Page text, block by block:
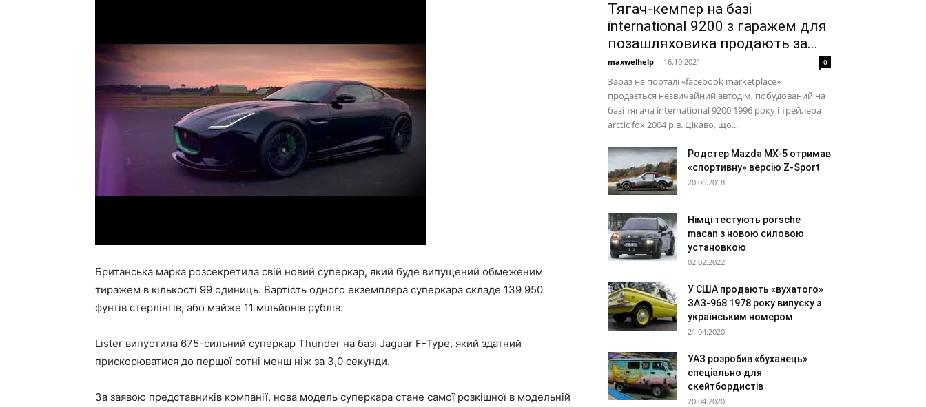
Британська марка розсекретила свій новий суперкар, який буде випущений обмеженим
тиражем в кількості 99 одиниць. Вартість одного екземпляра суперкара складе 139 950
фунтів стерлінгів, або майже 11 мільйонів рублів.
Lister випустила 675-сильний суперкар Thunder на базі Jaguar F-Type, який здатний
прискорюватися до першої сотні менш ніж за 3,0 секунди.
За заявою представників компанії, нова модель суперкара стане самої розкішної в модельній
Тягач-кемпер на базі
international 9200 з гаражем для
позашляховика продають за...
maxwelhelp - 16.10.2021 0
Зараз на порталі «facebook marketplace»
продається незвичайний автодім, побудований на
базі тягача international 9200 1996 року і трейлера
arctic fox 2004 р.в. Цікаво, що...
Родстер Mazda MX-5 отримав
«спортивну» версію Z-Sport
20.06.2018
Німці тестують porsche
macan з новою силовою
установкою
02.02.2022
У США продають «вухатого»
ЗАЗ-968 1978 року випуску з
українським номером
21.04.2020
УАЗ розробив «буханець»
спеціально для
скейтбордистів
20.04.2020